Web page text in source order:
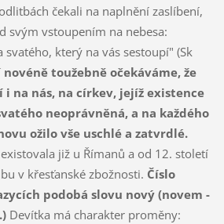
čekali na naplnění zaslíbení,
svým vstoupením na nebesa:
svatého, který na vás sestoupí" (Sk
toužebně očekáváme, že
i na nás, na církev, jejíž existence
neoprávněná, a na každého
ožilo vše uschlé a zatvrdlé.
již u Římanů a od 12. století
v křesťanské zbožnosti. Číslo
podobá slovu nový (novem -
Devítka má charakter proměny: